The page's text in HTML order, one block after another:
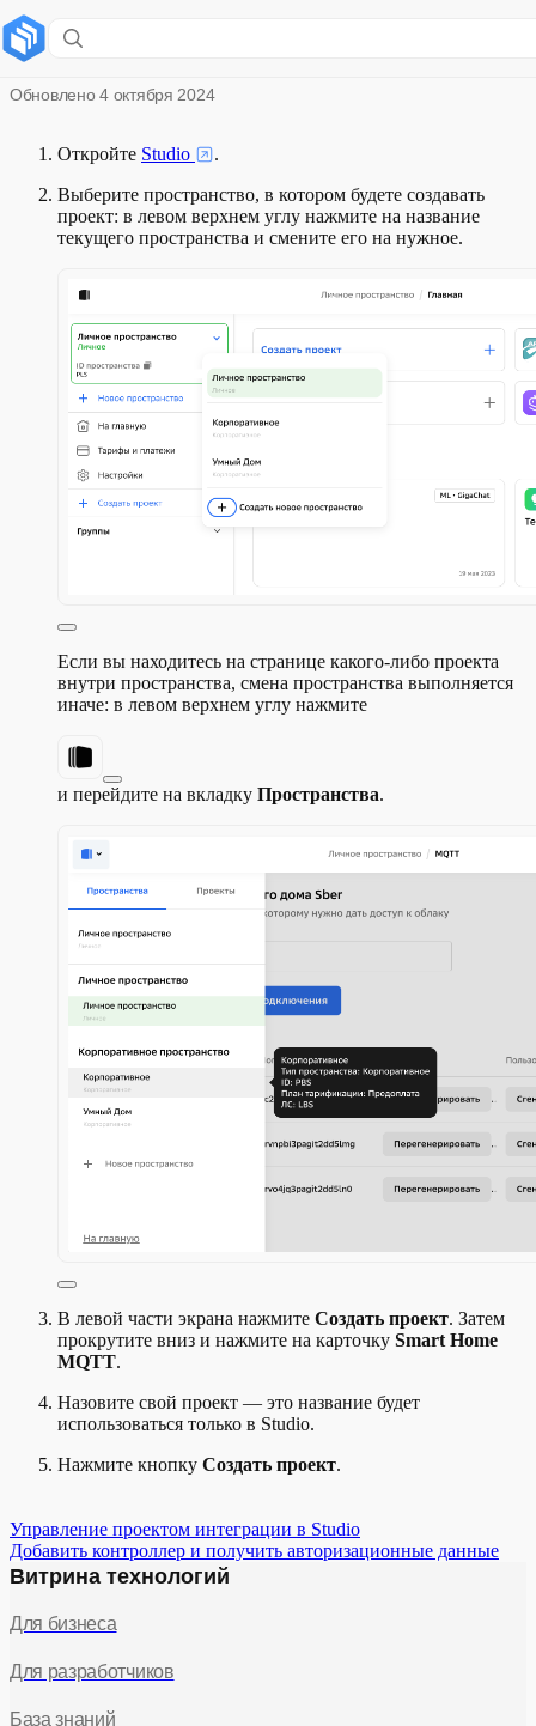
Создать проект интеграции
Обновлено 4 октября 2024
Откройте Studio
.
Выберите пространство, в котором будете создавать
проект: в левом верхнем углу нажмите на название
текущего пространства и смените его на нужное.
Если вы находитесь на странице какого-либо проекта
внутри пространства, смена пространства выполняется
иначе: в левом верхнем углу нажмите
и перейдите на вкладку Пространства.
В левой части экрана нажмите Создать проект. Затем
прокрутите вниз и нажмите на карточку Smart Home
MQTT.
Назовите свой проект — это название будет
использоваться только в Studio.
Нажмите кнопку Создать проект.
Управление проектом интеграции в Studio
Добавить контроллер и получить авторизационные данные
Витрина технологий
Для бизнеса
Для разработчиков
База знаний